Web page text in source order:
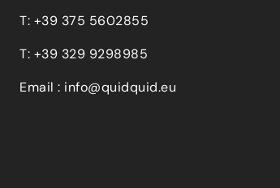
T: +39 375 5602855
T: +39 329 9298985
Email : info@quidquid.eu